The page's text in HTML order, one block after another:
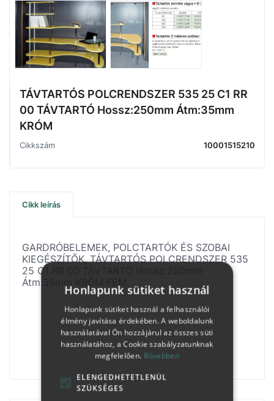
TÁVTARTÓS POLCRENDSZER 535 25 C1 RR
00 TÁVTARTÓ Hossz:250mm Átm:35mm
KRÓM
Cikkszám 10001515210
Cikk leírás
GARDRÓBELEMEK, POLCTARTÓK ÉS SZOBAI
KIEGÉSZÍTŐK, TÁVTARTÓS POLCRENDSZER 535
25 C1 RR 00 TÁVTARTÓ Hossz:250mm
Átm:35mm KRÓM FÉM
Honlapunk sütiket használ
Honlapunk sütiket használ a felhasználói
élmény javítása érdekében. A weboldalunk
használatával Ön hozzájárul az összes süti
használatához, a Cookie szabályzatunknak
megfelelően. Bővebben
ELENGEDHETETLENÜL
SZÜKSÉGES